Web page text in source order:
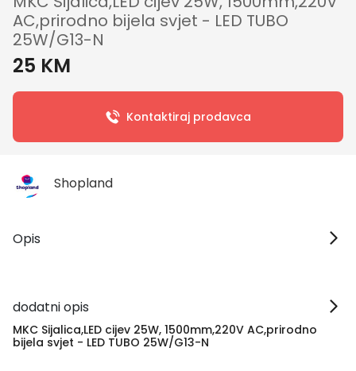
AC,prirodno bijela svjet - LED TUBO
25W/G13-N
25 KM
Kontaktiraj prodavca
Shopland
Opis
dodatni opis
MKC Sijalica,LED cijev 25W, 1500mm,220V AC,prirodno
bijela svjet - LED TUBO 25W/G13-N